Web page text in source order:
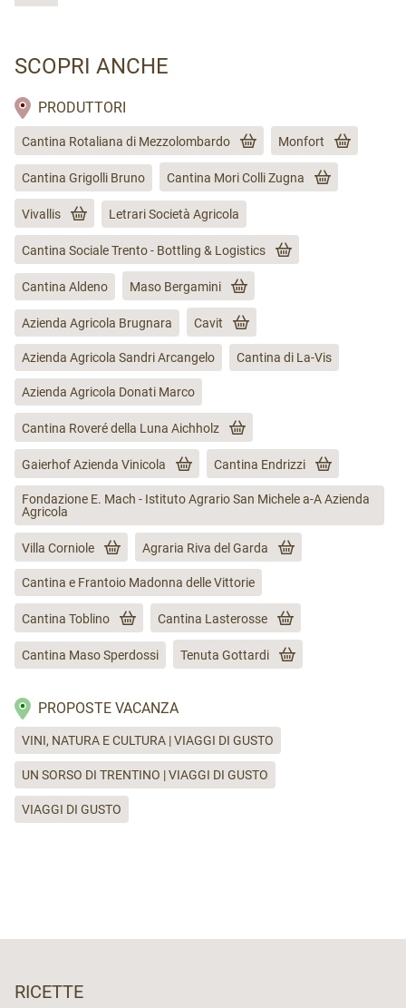
SCOPRI ANCHE
PRODUTTORI
Cantina Rotaliana di Mezzolombardo Monfort
Cantina Grigolli Bruno Cantina Mori Colli Zugna
Vivallis Letrari Società Agricola
Cantina Sociale Trento - Bottling & Logistics
Cantina Aldeno Maso Bergamini
Azienda Agricola Brugnara Cavit
Azienda Agricola Sandri Arcangelo Cantina di La-Vis
Azienda Agricola Donati Marco
Cantina Roveré della Luna Aichholz
Gaierhof Azienda Vinicola Cantina Endrizzi
Fondazione E. Mach - Istituto Agrario San Michele a-A Azienda
Agricola
Villa Corniole Agraria Riva del Garda
Cantina e Frantoio Madonna delle Vittorie
Cantina Toblino Cantina Lasterosse
Cantina Maso Sperdossi Tenuta Gottardi
PROPOSTE VACANZA
VINI, NATURA E CULTURA | VIAGGI DI GUSTO
UN SORSO DI TRENTINO | VIAGGI DI GUSTO
VIAGGI DI GUSTO
RICETTE